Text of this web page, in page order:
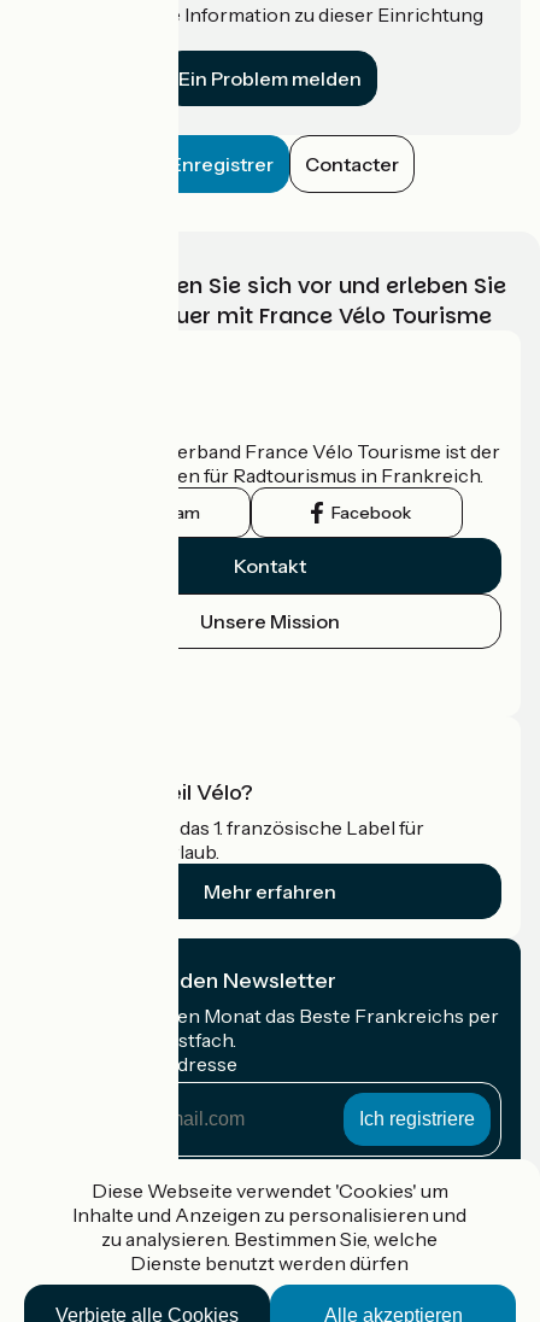
Haben Sie eine Information zu dieser Einrichtung
Ein Problem melden
Enregistrer Contacter
Wählen, bereiten Sie sich vor und erleben Sie
Ihr Radabenteuer mit France Vélo Tourisme
Der nationale Verband France Vélo Tourisme ist der
offizielle Leitfaden für Radtourismus in Frankreich.
Instagram Facebook
Kontakt
Unsere Mission
Was ist Accueil Vélo?
Accueil Vélo ist das 1. französische Label für
Radfahrer im Urlaub.
Mehr erfahren
Ich abonniere den Newsletter
Erhalten Sie jeden Monat das Beste Frankreichs per
Rad in Ihrem Postfach.
Meine E-Mail-Adresse
Adresse
Gefördert im Rahmen von Destination France
Diese Webseite verwendet 'Cookies' um
Inhalte und Anzeigen zu personalisieren und
zu analysieren. Bestimmen Sie, welche
Dienste benutzt werden dürfen
Alle akzeptieren
Verbiete alle Cookies